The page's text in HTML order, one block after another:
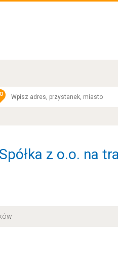
z o.o. na